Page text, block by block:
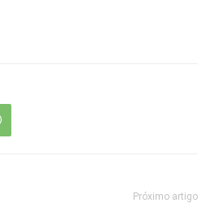
Próximo artigo